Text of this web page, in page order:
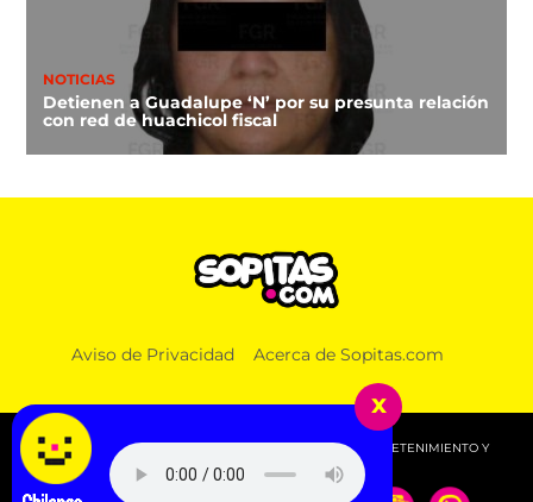
NOTICIAS
Detienen a Guadalupe ‘N’ por su presunta relación
con red de huachicol fiscal
Aviso de Privacidad Acerca de Sopitas.com
© 2026 SOPITAS.COM - MÚSICA, NOTICIAS, DEPORTES, ENTRETENIMIENTO Y
MÁS!.
x